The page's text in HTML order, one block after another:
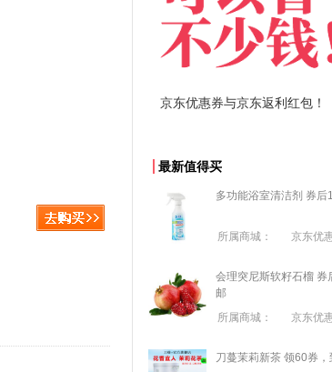
京东优惠券与京东返利红包！
最新值得买
多功能浴室清洁剂 券后
所属商城： 京东优
会理突尼斯软籽石榴 券
邮
所属商城：
京东优
刀蔓茉莉新茶 领60券